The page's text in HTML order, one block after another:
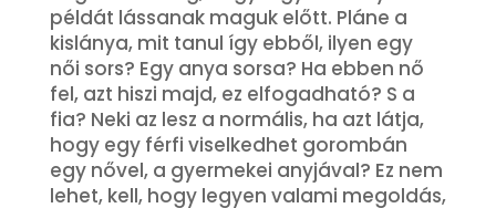
példát lássanak maguk előtt. Pláne a
kislánya, mit tanul így ebből, ilyen egy
női sors? Egy anya sorsa? Ha ebben nő
fel, azt hiszi majd, ez elfogadható? S a
fia? Neki az lesz a normális, ha azt látja,
hogy egy férfi viselkedhet gorombán
egy nővel, a gyermekei anyjával? Ez nem
lehet, kell, hogy legyen valami megoldás,